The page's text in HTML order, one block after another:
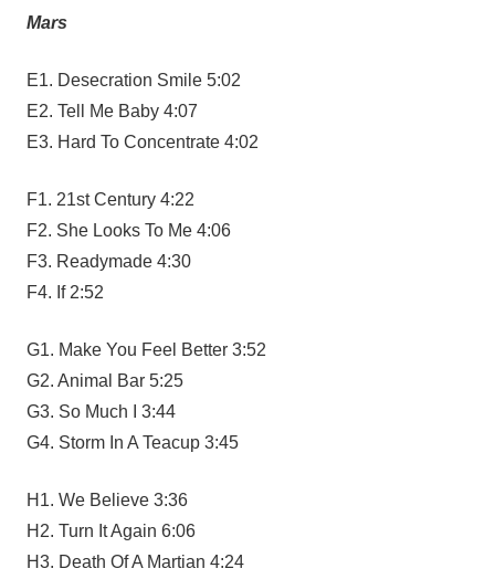
Mars
E1. Desecration Smile 5:02
E2. Tell Me Baby 4:07
E3. Hard To Concentrate 4:02
F1. 21st Century 4:22
F2. She Looks To Me 4:06
F3. Readymade 4:30
F4. If 2:52
G1. Make You Feel Better 3:52
G2. Animal Bar 5:25
G3. So Much I 3:44
G4. Storm In A Teacup 3:45
H1. We Believe 3:36
H2. Turn It Again 6:06
H3. Death Of A Martian 4:24